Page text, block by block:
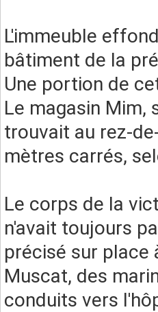
L'immeuble
bâtiment de la
Une portion de
Le magasin Mim,
trouvait au rez-
mètres carrés,
Le corps de la
n'avait toujours
précisé sur place
Muscat, des
conduits vers